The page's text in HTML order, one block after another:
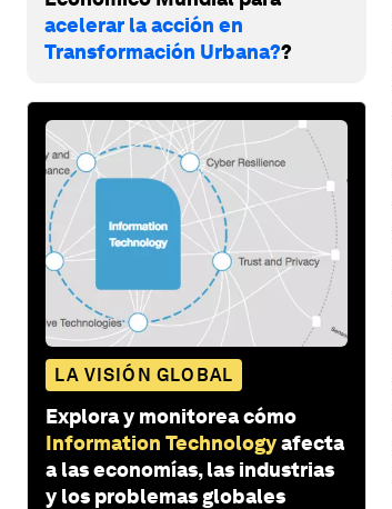
acelerar la acción en
Transformación Urbana??
LA VISIÓN GLOBAL
Explora y monitorea cómo
Information Technologyafecta
a las economías, las industrias
y los problemas globales